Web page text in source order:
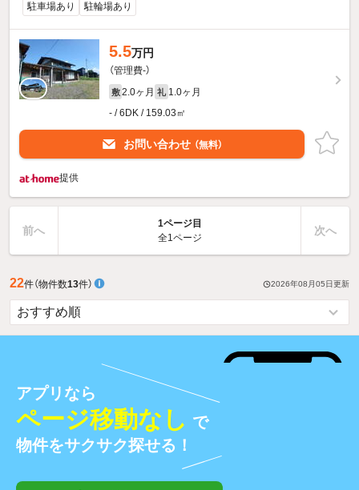
駐車場あり 駐輪場あり
5.5万円
（管理費-）
敷 2.0ヶ月 礼 1.0ヶ月
- / 6DK / 159.03㎡
お問い合わせ （無料）
提供
前へ
1ページ目
全1ページ
次へ
22件（物件数13件） 2026年08月05日 更新
アプリなら
ページ移動なし で
物件をサクサク探せる！